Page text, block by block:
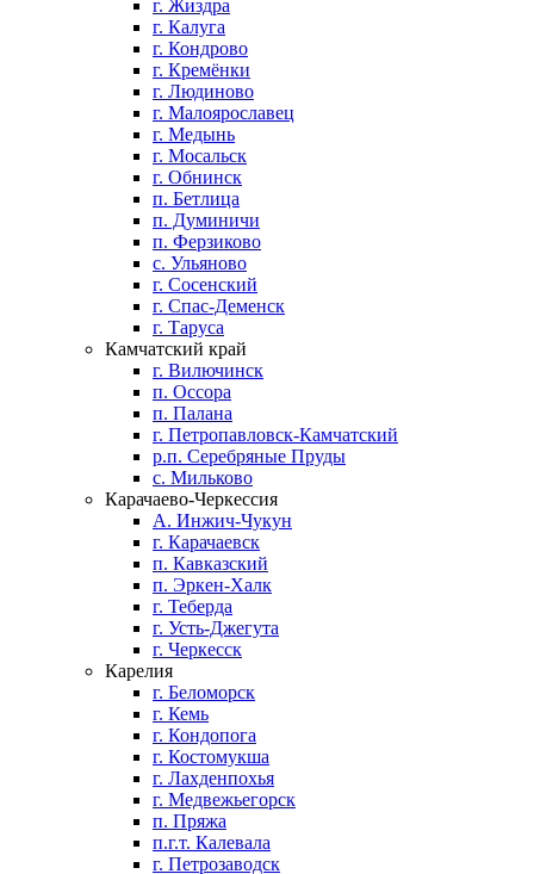
г. Жиздра
г. Калуга
г. Кондрово
г. Кремёнки
г. Людиново
г. Малоярославец
г. Медынь
г. Мосальск
г. Обнинск
п. Бетлица
п. Думиничи
п. Ферзиково
с. Ульяново
г. Сосенский
г. Спас-Деменск
г. Таруса
Камчатский край
г. Вилючинск
п. Оссора
п. Палана
г. Петропавловск-Камчатский
р.п. Серебряные Пруды
с. Мильково
Карачаево-Черкессия
А. Инжич-Чукун
г. Карачаевск
п. Кавказский
п. Эркен-Халк
г. Теберда
г. Усть-Джегута
г. Черкесск
Карелия
г. Беломорск
г. Кемь
г. Кондопога
г. Костомукша
г. Лахденпохья
г. Медвежьегорск
п. Пряжа
п.г.т. Калевала
г. Петрозаводск